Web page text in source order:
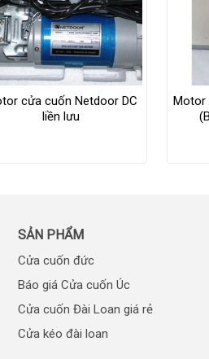
cửa cuốn Netdoor DC
liền lưu
Motor
SẢN PHẨM
Cửa cuốn đức
Báo giá Cửa cuốn Úc
Cửa cuốn Đài Loan giá rẻ
Cửa kéo đài loan